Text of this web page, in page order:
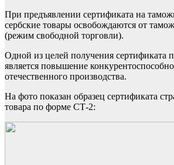
При предъявлении сертификата на
сербские товары освобождаются от
(режим свободной торговли).
Одной из целей получения сертификата
является повышение
отечественного производства.
На фото показан образец сертификата
товара по форме СТ-2: